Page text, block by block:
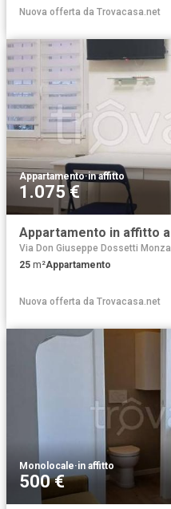
Nuova offerta da Trovacasa.net
Appartamento·in affitto
1.075 €
Via Don Giuseppe Dossetti Monza
25 m²Appartamento
Nuova offerta da Trovacasa.net
Monolocale·in affitto
500 €